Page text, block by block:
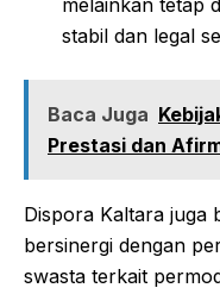
melainkan tetap
stabil dan legal
Baca Juga
Prestasi dan
Dispora Kaltara juga
bersinergi dengan
swasta terkait